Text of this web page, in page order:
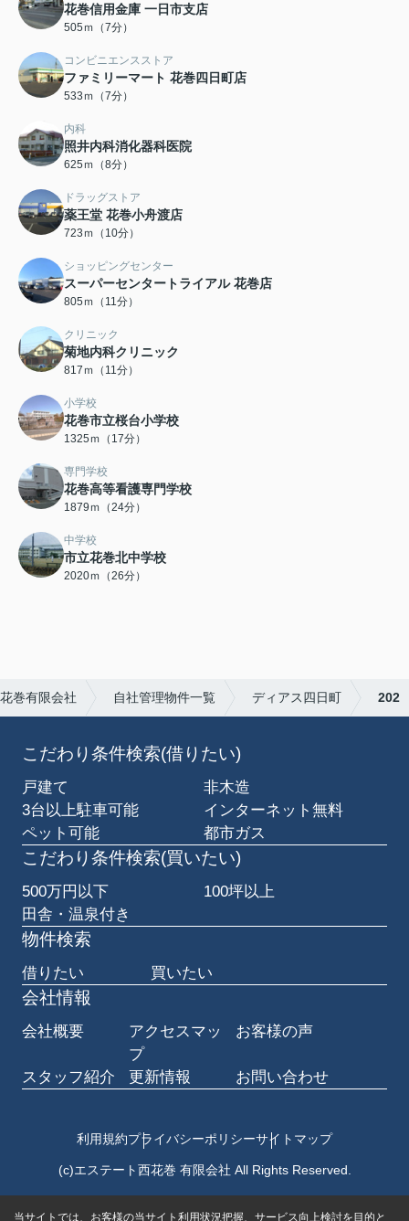
花巻信用金庫 一日市支店
505ｍ（7分）
コンビニエンスストア
ファミリーマート 花巻四日町店
533ｍ（7分）
内科
照井内科消化器科医院
625ｍ（8分）
ドラッグストア
薬王堂 花巻小舟渡店
723ｍ（10分）
ショッピングセンター
スーパーセンタートライアル 花巻店
805ｍ（11分）
クリニック
菊地内科クリニック
817ｍ（11分）
小学校
花巻市立桜台小学校
1325ｍ（17分）
専門学校
花巻高等看護専門学校
1879ｍ（24分）
中学校
市立花巻北中学校
2020ｍ（26分）
巻有限会社 自社管理物件一覧 ディアス四日町 202
こだわり条件検索(借りたい)
戸建て
非木造
3台以上駐車可能
インターネット無料
ペット可能
都市ガス
こだわり条件検索(買いたい)
500万円以下
100坪以上
田舎・温泉付き
物件検索
借りたい 買いたい
会社情報
会社概要
アクセスマッ
プ
お客様の声
スタッフ紹介 更新情報 お問い合わせ
利用規約プライバシーポリシーサイトマップ
(c)エステート西花巻 有限会社 All Rights Reserved.
当サイトでは、お客様の当サイト利用状況把握、サービス向上検討を目的と